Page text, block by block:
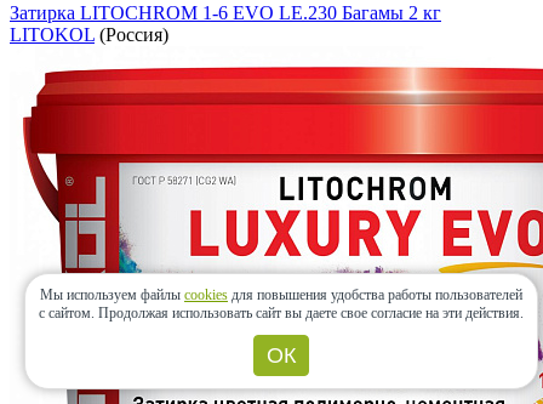
Затирка LITOCHROM 1-6 EVO LE.230 Багамы 2 кг
LITOKOL (Россия)
Мы используем файлы cookies для повышения удобства работы пользователей
с сайтом. Продолжая использовать сайт вы даете свое согласие на эти действия.
ОК